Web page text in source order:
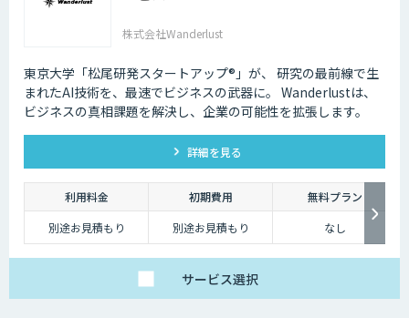
株式会社Wanderlust
東京大学「松尾研発スタートアップ®︎」が、 研究の最前線で生
まれたAI技術を、最速でビジネスの武器に。 Wanderlustは、
ビジネスの真相課題を解決し、企業の可能性を拡張します。
詳細を見る
利用料金 初期費用
無料プラン
別途お見積もり
別途お見積もり なし
サービス選択